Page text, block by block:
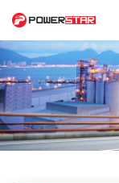
service des